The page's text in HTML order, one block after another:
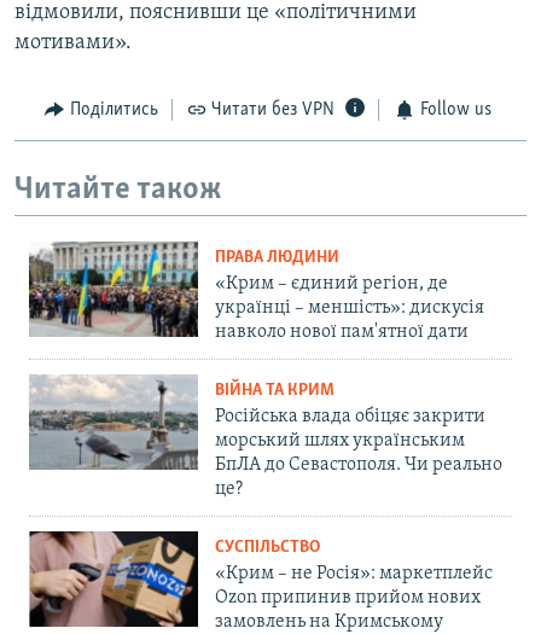
відмовили, пояснивши це «політичними
мотивами».
Поділитись Читати без VPN Follow us
Читайте також
ПРАВА ЛЮДИНИ
«Крим – єдиний регіон, де
українці – меншість»: дискусія
навколо нової пам'ятної дати
ВІЙНА ТА КРИМ
Російська влада обіцяє закрити
морський шлях українським
БпЛА до Севастополя. Чи реально
це?
СУСПІЛЬСТВО
«Крим – не Росія»: маркетплейс
Ozon припинив прийом нових
замовлень на Кримському